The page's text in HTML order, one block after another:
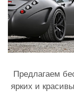
Предлагаем
ярких и